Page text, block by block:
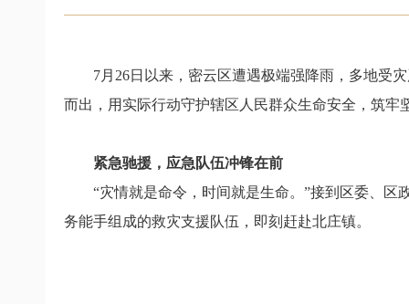
7月26日以来，密云区遭遇极端强降雨，多地受
而出，用实际行动守护辖区人民群众生命安全，筑牢
紧急驰援，应急队伍冲锋在前
“灾情就是命令，时间就是生命。”接到区委、
务能手组成的救灾支援队伍，即刻赶赴北庄镇。